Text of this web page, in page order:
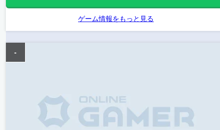
ゲーム情報をもっと見る
-